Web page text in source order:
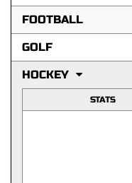
FOOTBALL
GOLF
HOCKEY
STATS